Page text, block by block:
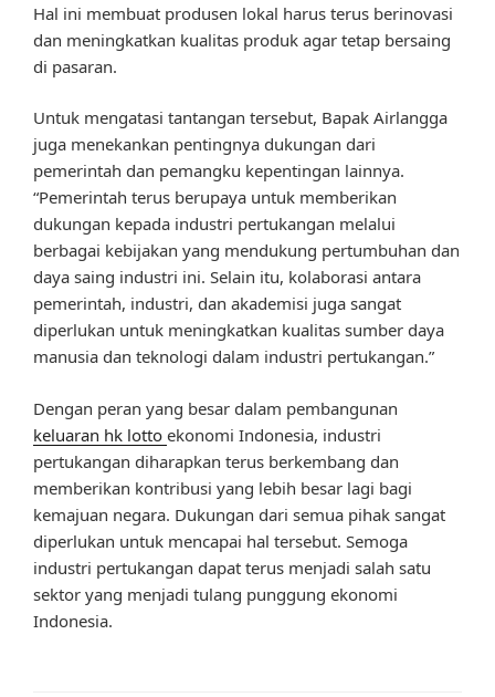
Hal ini membuat produsen lokal harus terus berinovasi
dan meningkatkan kualitas produk agar tetap bersaing
di pasaran.
Untuk mengatasi tantangan tersebut, Bapak Airlangga
juga menekankan pentingnya dukungan dari
pemerintah dan pemangku kepentingan lainnya.
“Pemerintah terus berupaya untuk memberikan
dukungan kepada industri pertukangan melalui
berbagai kebijakan yang mendukung pertumbuhan dan
daya saing industri ini. Selain itu, kolaborasi antara
pemerintah, industri, dan akademisi juga sangat
diperlukan untuk meningkatkan kualitas sumber daya
manusia dan teknologi dalam industri pertukangan.”
Dengan peran yang besar dalam pembangunan
keluaran hk lotto ekonomi Indonesia, industri
pertukangan diharapkan terus berkembang dan
memberikan kontribusi yang lebih besar lagi bagi
kemajuan negara. Dukungan dari semua pihak sangat
diperlukan untuk mencapai hal tersebut. Semoga
industri pertukangan dapat terus menjadi salah satu
sektor yang menjadi tulang punggung ekonomi
Indonesia.